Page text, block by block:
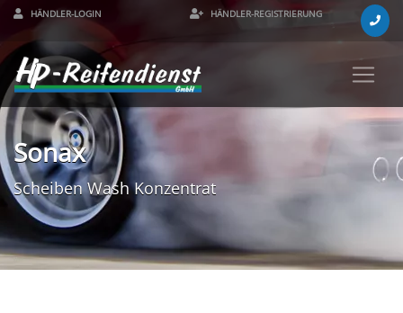
HÄNDLER-LOGIN HÄNDLER-REGISTRIERUNG
Sonax
Scheiben Wash Konzentrat